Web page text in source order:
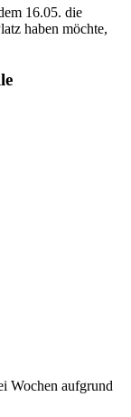
16.05. die
haben möchte,
Wochen aufgrund